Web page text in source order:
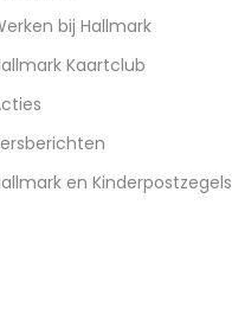
bij Hallmark
Kaartclub
en Kinderpostzegels